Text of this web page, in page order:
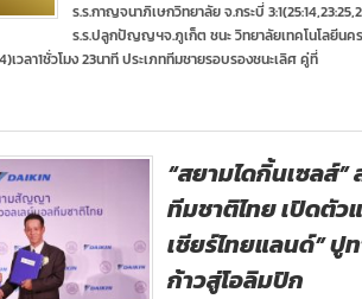
ร.ร.กาญจนาภิเษกวิทยาลัย จ.กระบี่
ร.ร.ปลูกปัญญฯจ.ภูเก็ต ชนะ วิทยาลัยเทคโนโลยีน
เวลา1ชั่วโมง 23นาที ประเภททีมชายรอบรองชนะเลิศ คู่ที่
“สยามไดกิ้นเซลส์
ทีมชาติไทย เปิดตั
เชียร์ไทยแลนด์” ปู
ก้าวสู่โอลิมปิก